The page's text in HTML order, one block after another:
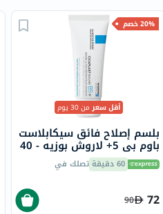
20% خصم
أقل سعرمن 30 يوم
بلسم إصلاح فائق سيكابلاست
باوم بي 5+ لاروش بوزيه - 40
مل 60 دقيقة تصلك في
72
90